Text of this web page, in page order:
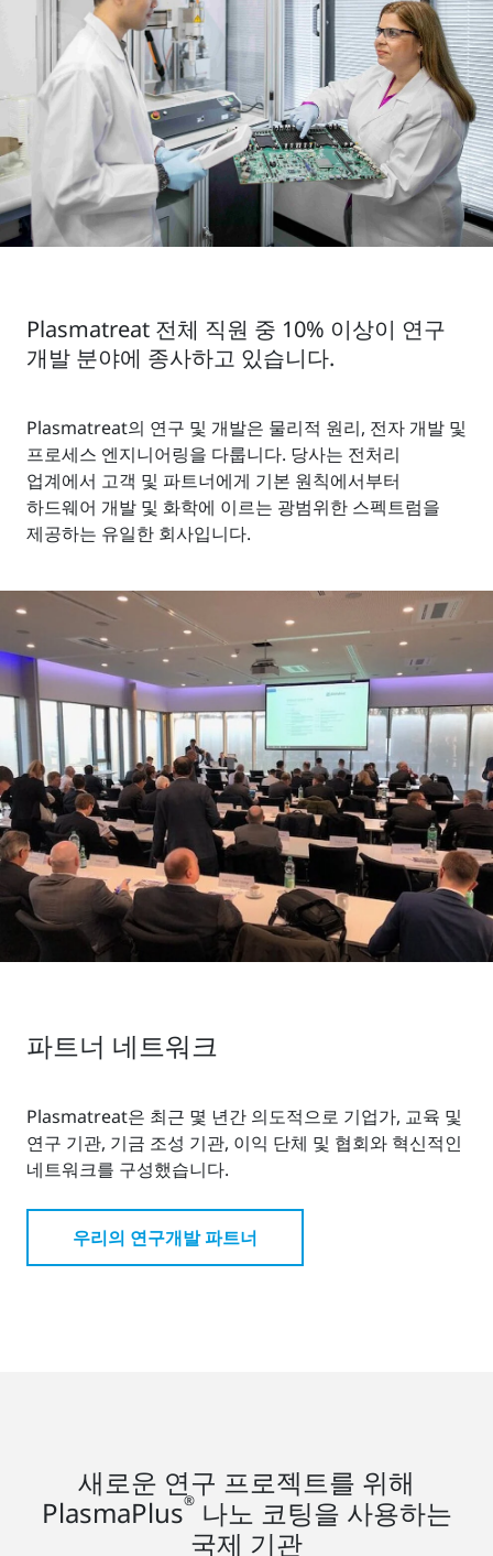
Plasmatreat 전체 직원 중 10% 이상이 연구
개발 분야에 종사하고 있습니다.
Plasmatreat의 연구 및 개발은 물리적 원리, 전자 개발 및
프로세스 엔지니어링을 다룹니다. 당사는 전처리
업계에서 고객 및 파트너에게 기본 원칙에서부터
하드웨어 개발 및 화학에 이르는 광범위한 스펙트럼을
제공하는 유일한 회사입니다.
파트너 네트워크
Plasmatreat은 최근 몇 년간 의도적으로 기업가, 교육 및
연구 기관, 기금 조성 기관, 이익 단체 및 협회와 혁신적인
네트워크를 구성했습니다.
우리의 연구개발 파트너
새로운 연구 프로젝트를 위해
PlasmaPlus®나노 코팅을 사용하는
국제 기관